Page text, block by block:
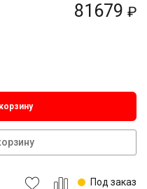
81679 ₽
Под заказ